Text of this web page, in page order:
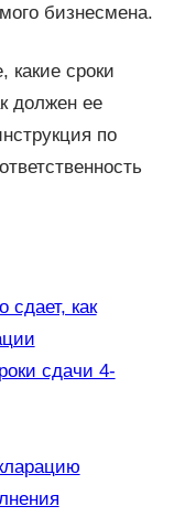
бизнесмена.
какие сроки
должен ее
по
как
сдачи 4-